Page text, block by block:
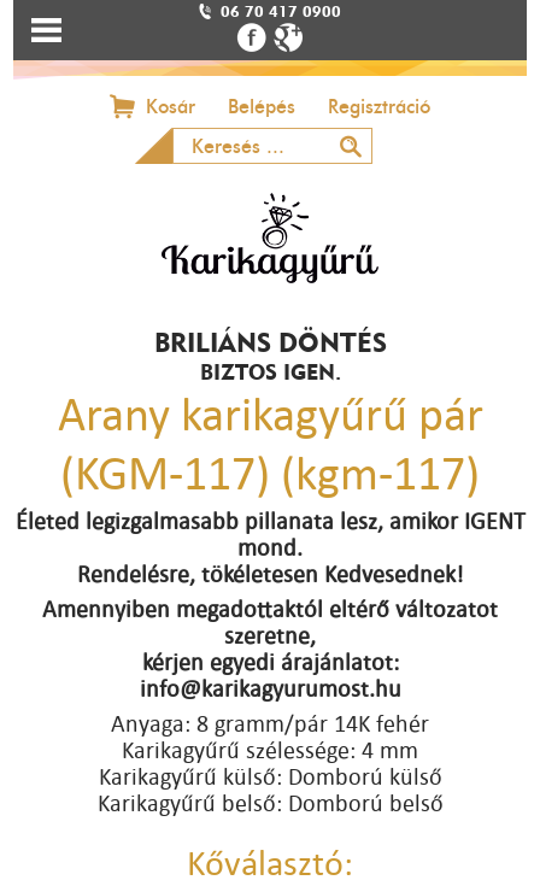
06 70 417 0900
Kosár Belépés Regisztráció
BRILIÁNS DÖNTÉS
BIZTOS IGEN.
Arany karikagyűrű pár
(KGM-117) (kgm-117)
Életed legizgalmasabb pillanata lesz, amikor IGENT
mond.
Rendelésre, tökéletesen Kedvesednek!
Amennyiben megadottaktól eltérő változatot
szeretne,
kérjen egyedi árajánlatot:
info@karikagyurumost.hu
Anyaga: 8 gramm/pár 14K fehér
Karikagyűrű szélessége: 4 mm
Karikagyűrű külső: Domború külső
Karikagyűrű belső: Domború belső
Kőválasztó: